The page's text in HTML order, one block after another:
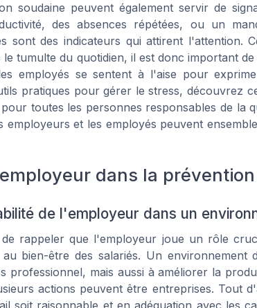
soudaine peuvent également servir de
des absences répétées, ou un
sont des indicateurs qui attirent l'attention.
le tumulte du quotidien, il est donc important
employés se sentent à l'aise pour
pratiques pour gérer le stress, découvrez
toutes les personnes responsables de la
employeurs et les employés peuvent
dans la
de l'employeur dans un
de rappeler que l'employeur joue un rôle
bien-être des salariés. Un environnement
professionnel, mais aussi à améliorer la
actions peuvent être entreprises. Tout
soit raisonnable et en adéquation avec les